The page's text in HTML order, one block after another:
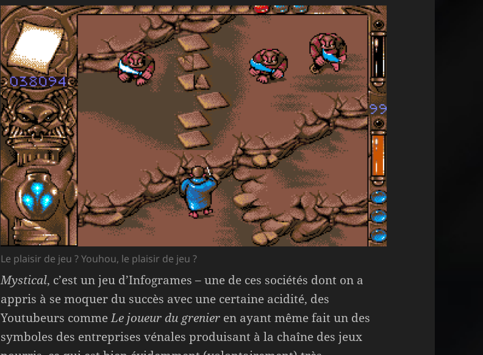
Le plaisir de jeu ? Youhou, le plaisir de jeu ?
Mystical, c’est un jeu d’Infogrames – une de ces sociétés dont on a
appris à se moquer du succès avec une certaine acidité, des
Youtubeurs commeLe joueur du grenier en ayant même fait un des
symboles des entreprises vénales produisant à la chaîne des jeux